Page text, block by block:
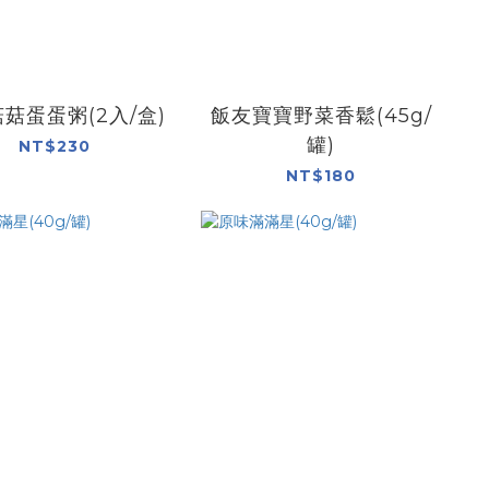
菇蛋蛋粥(2入/盒)
NT$230
飯友寶寶野菜香鬆(45g/
罐)
NT$180